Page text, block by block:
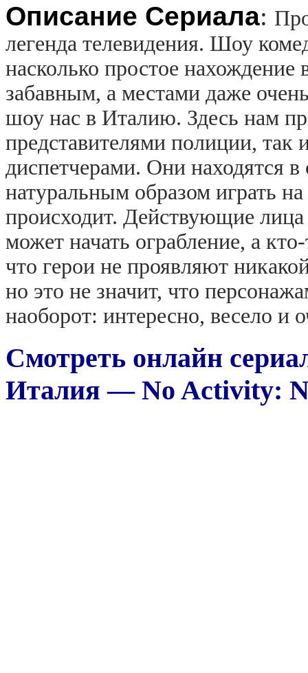
Описание Сериала:
легенда телевидения. Шоу
насколько простое
забавным, а местами даже
шоу нас в Италию. Здесь нам
представителями полиции, так
диспетчерами. Они находятся
натуральным образом играть
происходит. Действующие лица
может начать ограбление, а
что герои не проявляют
но это не значит, что
наоборот: интересно, весело и
Смотреть онлайн
Италия — No Activity: